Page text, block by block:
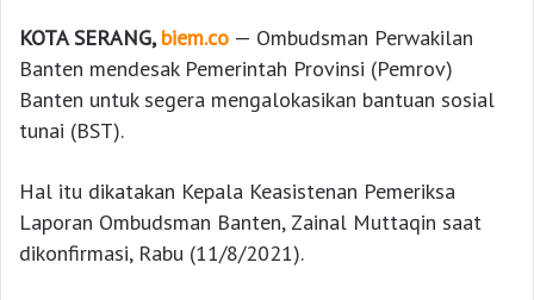
KOTA SERANG, biem.co — Ombudsman Perwakilan
Banten mendesak Pemerintah Provinsi (Pemrov)
Banten untuk segera mengalokasikan bantuan sosial
tunai (BST).
Hal itu dikatakan Kepala Keasistenan Pemeriksa
Laporan Ombudsman Banten, Zainal Muttaqin saat
dikonfirmasi, Rabu (11/8/2021).